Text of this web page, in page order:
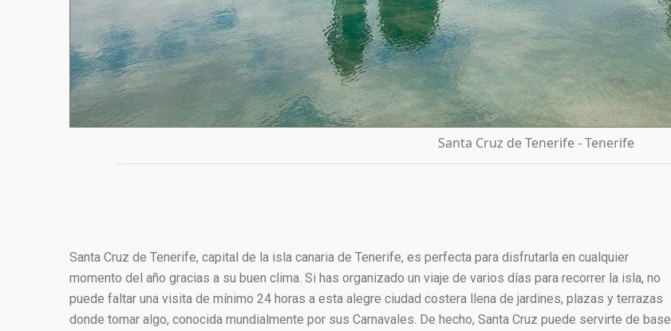
Santa Cruz de Tenerife - Tenerife
Santa Cruz de Tenerife, capital de la isla canaria de Tenerife, es perfecta para disfrutarla en cualquier
momento del año gracias a su buen clima. Si has organizado un viaje de varios días para recorrer la isla, no
puede faltar una visita de mínimo 24 horas a esta alegre ciudad costera llena de jardines, plazas y terrazas
donde tomar algo, conocida mundialmente por sus Carnavales. De hecho, Santa Cruz puede servirte de base